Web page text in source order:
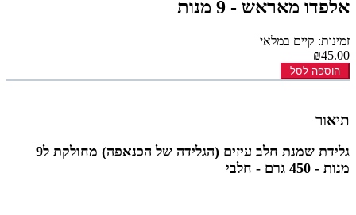
אלפדו מאראש - 9 מנות
זמינות: קיים במלאי
₪45.00
הוספה לסל
תיאור
גלידת שמנת חלב עיזים (הגלידה של הכנאפה) מחולקת ל9
מנות - 450 גרם - חלבי